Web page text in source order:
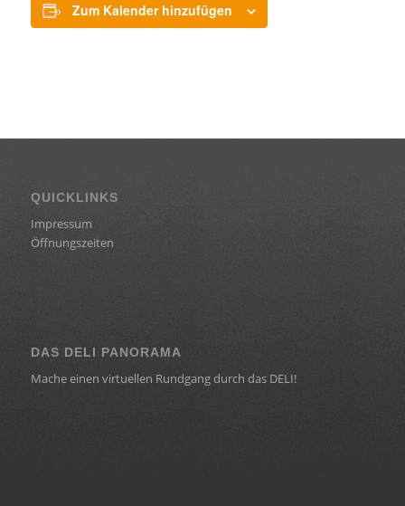
Zum Kalender hinzufügen
QUICKLINKS
Impressum
Öffnungszeiten
DAS DELI PANORAMA
Mache einen virtuellen Rundgang durch das DELI!